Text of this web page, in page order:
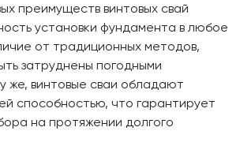
преимуществ винтовых свай
установки фундамента в любое
от традиционных методов,
затруднены погодными
же, винтовые сваи обладают
способностью, что гарантирует
на протяжении долгого